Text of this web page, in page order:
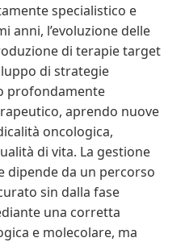
specialistico e
anni, l’evoluzione delle
di terapie target
di strategie
profondamente
aprendo nuove
oncologica,
di vita. La gestione
dipende da un percorso
sin dalla fase
una corretta
e molecolare, ma